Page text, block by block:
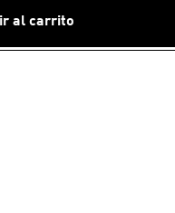
al carrito